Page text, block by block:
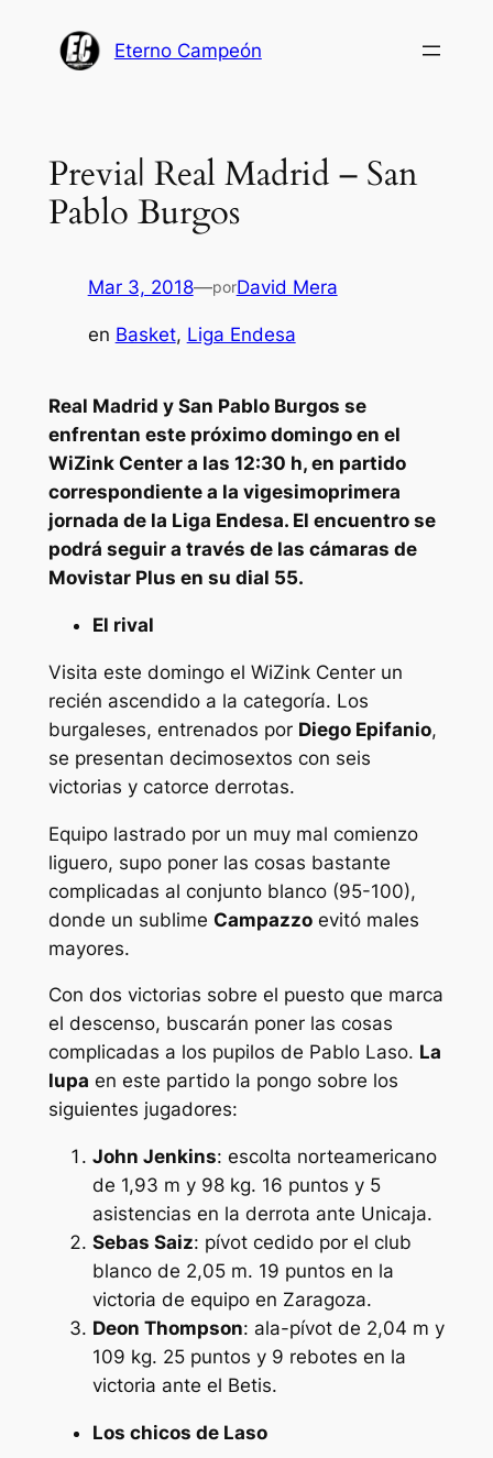
Eterno Campeón
Previa| Real Madrid – San
Pablo Burgos
Mar 3, 2018—porDavid Mera
en Basket, Liga Endesa
Real Madrid y San Pablo Burgos se
enfrentan este próximo domingo en el
WiZink Center a las 12:30 h, en partido
correspondiente a la vigesimoprimera
jornada de la Liga Endesa. El encuentro se
podrá seguir a través de las cámaras de
Movistar Plus en su dial 55.
El rival
Visita este domingo el WiZink Center un
recién ascendido a la categoría. Los
burgaleses, entrenados por Diego Epifanio,
se presentan decimosextos con seis
victorias y catorce derrotas.
Equipo lastrado por un muy mal comienzo
liguero, supo poner las cosas bastante
complicadas al conjunto blanco (95-100),
donde un sublime Campazzoevitó males
mayores.
Con dos victorias sobre el puesto que marca
el descenso, buscarán poner las cosas
complicadas a los pupilos de Pablo Laso. La
lupa en este partido la pongo sobre los
siguientes jugadores:
John Jenkins: escolta norteamericano
de 1,93 m y 98 kg. 16 puntos y 5
asistencias en la derrota ante Unicaja.
Sebas Saiz: pívot cedido por el club
blanco de 2,05 m. 19 puntos en la
victoria de equipo en Zaragoza.
Deon Thompson: ala-pívot de 2,04 m y
109 kg. 25 puntos y 9 rebotes en la
victoria ante el Betis.
Los chicos de Laso